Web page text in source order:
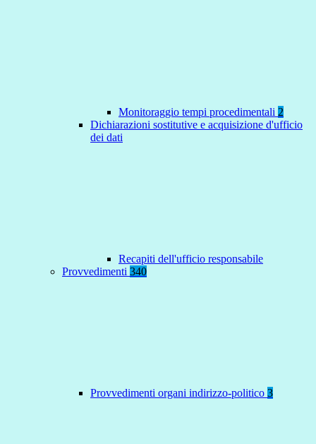
Monitoraggio tempi procedimentali 2
Dichiarazioni sostitutive e acquisizione d'ufficio
dei dati
Recapiti dell'ufficio responsabile
Provvedimenti 340
Provvedimenti organi indirizzo-politico 3